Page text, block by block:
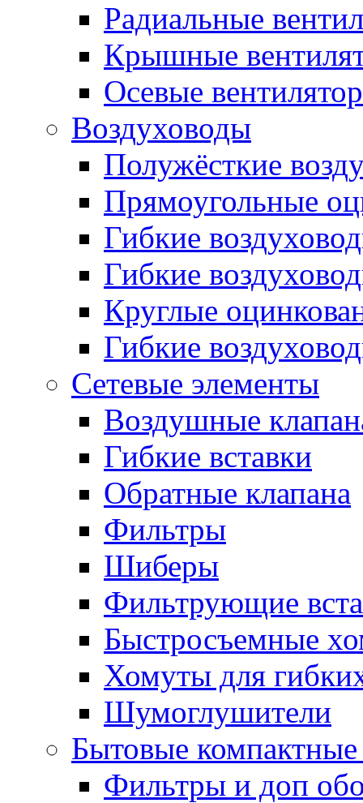
Радиальные
Крышные
Осевые
Воздуховоды
Полужёсткие
Прямоугольные
Гибкие
Гибкие
Круглые
Гибкие
Сетевые элементы
Воздушные
Гибкие вставки
Обратные клапана
Фильтры
Шиберы
Фильтрующие
Быстросъемные
Хомуты для
Шумоглушители
Бытовые
Фильтры и доп